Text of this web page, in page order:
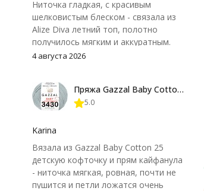
Ниточка гладкая, с красивым
шелковистым блеском - связала из
Alize Diva летний топ, полотно
получилось мягким и аккуратным.
Петли хорошо видны, вяжется
нюанс - пряжа немного скользит и
иногда расслаивается, пришлось
крючок поудобнее.
4 августа 2026
Пряжа Gazzal Baby Cotton 25
5.0
Karina
Вязала из Gazzal Baby Cotton 25
детскую кофточку и прям кайфанула
- ниточка мягкая, ровная, почти не
пушится и петли ложатся очень